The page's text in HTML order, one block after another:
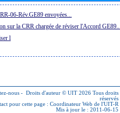
06-Rév.GE89 envoyées...
sur la CRR chargée de réviser l'Accord
l
nous - Droits d'auteur © UIT 2026 Tous droits
réservés
pour cette page : Coordinateur Web de l'UIT-R
Mis à jour le : 2011-06-15